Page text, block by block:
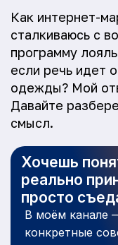
Как интернет-
сталкиваюсь с
программу
если речь идет
одежды? Мой
Давайте
смысл.
Хочешь
реально
просто
В моём канале
конкретные